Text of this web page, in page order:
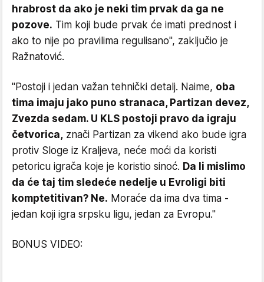
hrabrost da ako je neki tim prvak da ga ne
pozove. Tim koji bude prvak će imati prednost i
ako to nije po pravilima regulisano", zaključio je
Ražnatović.
"Postoji i jedan važan tehnički detalj. Naime, oba
tima imaju jako puno stranaca, Partizan devez,
Zvezda sedam. U KLS postoji pravo da igraju
četvorica, znači Partizan za vikend ako bude igra
protiv Sloge iz Kraljeva, neće moći da koristi
petoricu igrača koje je koristio sinoć. Da li mislimo
da će taj tim sledeće nedelje u Evroligi biti
komptetitivan? Ne. Moraće da ima dva tima -
jedan koji igra srpsku ligu, jedan za Evropu."
BONUS VIDEO: